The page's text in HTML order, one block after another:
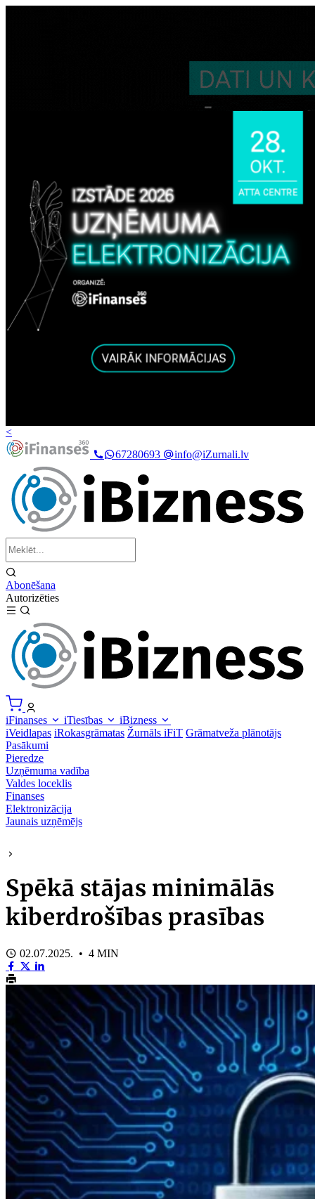
<
67280693
info@iZurnali.lv
Abonēšana
Autorizēties
iFinanses iTiesības
iBizness
iVeidlapas iRokasgrāmatas Žurnāls iFiT Grāmatveža plānotājs
Pasākumi
Pieredze
Uzņēmuma vadība
Valdes loceklis
Finanses
Elektronizācija
Jaunais uzņēmējs
Spēkā stājas minimālās
kiberdrošības prasības
02.07.2025. • 4 MIN